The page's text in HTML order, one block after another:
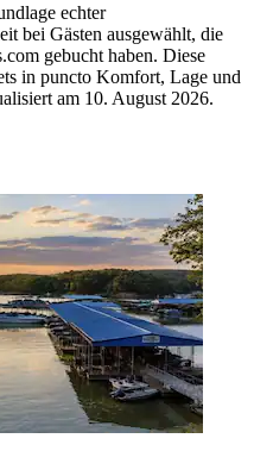
echter
bei Gästen ausgewählt, die
gebucht haben. Diese
in puncto Komfort, Lage und
am 10. August 2026.